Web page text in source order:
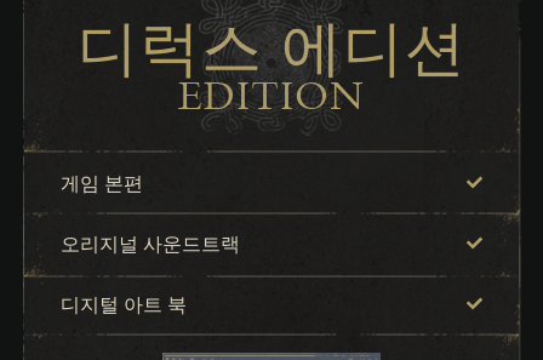
디럭스 에디션
EDITION
게임 본편
오리지널 사운드트랙
디지털 아트 북